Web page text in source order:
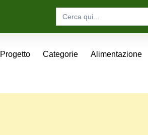
Search
for:
Progetto Categorie Alimentazione